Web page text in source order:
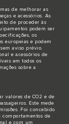
de melhorar as
e acessórios. As
de proceder às
podem ser
os
europeias e podem
aviso prévio.
e acessórios de
em todos os
sobre a
valores de CO2 e de
Este mede
Foi concebido
comportamentos de
e com um